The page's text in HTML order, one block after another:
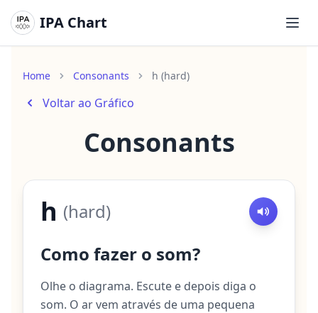
IPA Chart
Home Consonants h (hard)
Voltar ao Gráfico
Consonants
h (hard)
Como fazer o som?
Olhe o diagrama. Escute e depois diga o
som. O ar vem através de uma pequena